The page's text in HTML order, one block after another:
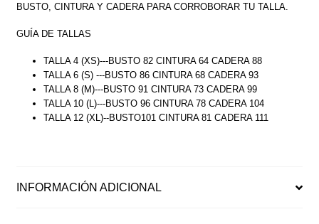
BUSTO, CINTURA Y CADERA PARA CORROBORAR TU TALLA.
GUÍA DE TALLAS
TALLA 4 (XS)---BUSTO 82 CINTURA 64 CADERA 88
TALLA 6 (S) ---BUSTO 86 CINTURA 68 CADERA 93
TALLA 8 (M)---BUSTO 91 CINTURA 73 CADERA 99
TALLA 10 (L)---BUSTO 96 CINTURA 78 CADERA 104
TALLA 12 (XL)--BUSTO101 CINTURA 81 CADERA 111
INFORMACIÓN ADICIONAL